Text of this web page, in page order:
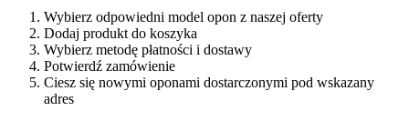
Wybierz odpowiedni model opon z naszej oferty
Dodaj produkt do koszyka
Wybierz metodę płatności i dostawy
Potwierdź zamówienie
Ciesz się nowymi oponami dostarczonymi pod wskazany
adres